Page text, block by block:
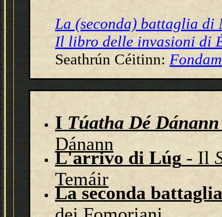
La (seconda) battaglia di
Il libro delle invasioni di
Seathrún Céitinn:
ITúatha Dé Dánann
Dánann
L'arrivo di Lúg - Il
Temáir
La seconda
dei Fomoriani